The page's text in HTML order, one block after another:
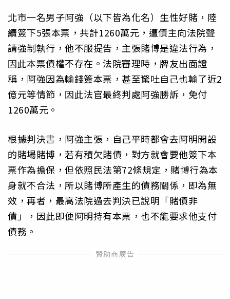
北市一名男子阿強（以下皆為化名）生性好賭，陸
續簽下5張本票，共計1260萬元，遭債主向法院聲
請強制執行，他不服提告，主張賭博是違法行為，
因此本票債權不存在。法院審理時，牌友出面證
稱，阿強因為輸錢簽本票，甚至驚吐自己也輸了近2
億元等情節，因此法官最終判處阿強勝訴，免付
1260萬元。
根據判決書，阿強主張，自己平時都會去阿明開設
的賭場賭博，若有積欠賭債，對方就會要他簽下本
票作為擔保，但依照民法第72條規定，賭博行為本
身就不合法，所以賭博所產生的債務關係，即為無
效，再者，最高法院過去判決已說明「賭債非
債」，因此即便阿明持有本票，也不能要求他支付
債務。